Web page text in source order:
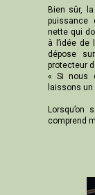
Bien sûr,
puissance
nette qui
à l’idée
dépose
protecteur
« Si nous
laissons un
comprend